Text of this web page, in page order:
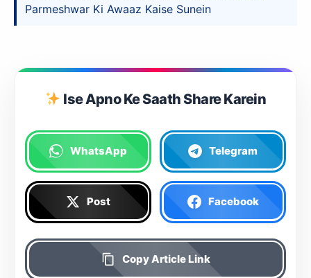
Parmeshwar Ki Awaaz Kaise Sunein
Ise Apno Ke Saath Share Karein
WhatsApp Telegram
Post Facebook
Copy Article Link